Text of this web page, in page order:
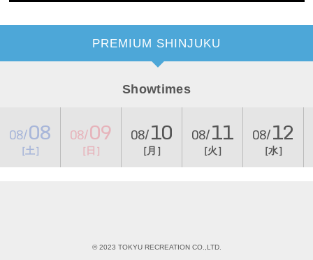
PREMIUM SHINJUKU
Showtimes
08/08
［土］
08/09
［日］
08/10
［月］
08/11
［火］
08/12
［水］
© 2023 TOKYU RECREATION CO.,LTD.